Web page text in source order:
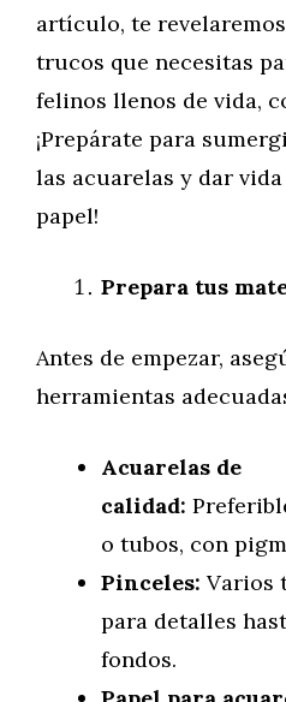
artículo, te
trucos que necesitas
felinos llenos de vida,
¡Prepárate para
las acuarelas y dar
papel!
Prepara tus
Antes de empezar,
herramientas
Acuarelas de
calidad:
o tubos, con
Pinceles: Varios
para detalles
fondos.